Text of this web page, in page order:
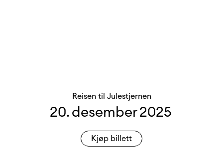
Reisen til Julestjernen
20. desember2025
Kjøp billett